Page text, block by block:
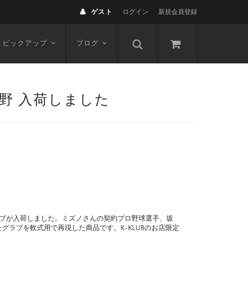
ゲスト ログイン 新規会員登録
ピックアップ ブログ
入荷しました
が入荷しました。ミズノさんの契約プロ野球選手、坂
ラブを軟式用で再現した商品です。K-KLUBのお店限定